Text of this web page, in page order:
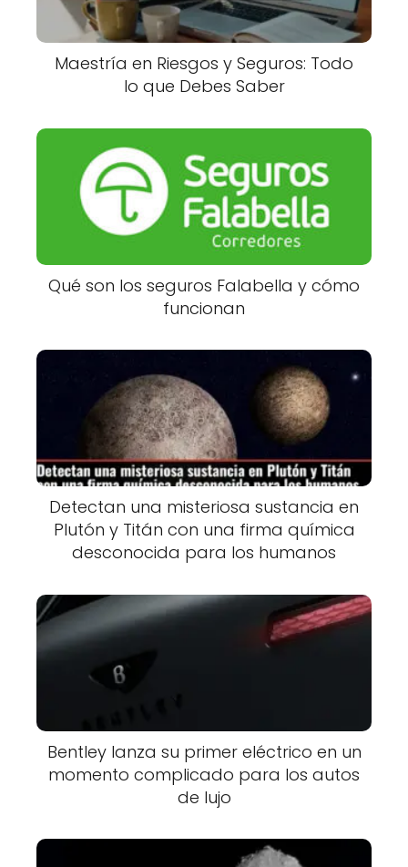
Maestría en Riesgos y Seguros: Todo
lo que Debes Saber
Qué son los seguros Falabella y cómo
funcionan
Detectan una misteriosa sustancia en
Plutón y Titán con una firma química
desconocida para los humanos
Bentley lanza su primer eléctrico en un
momento complicado para los autos
de lujo